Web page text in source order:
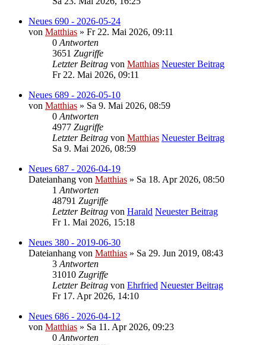
Neues 690 - 2026-05-24
von Matthias » Fr 22. Mai 2026, 09:11
0 Antworten
3651 Zugriffe
Letzter Beitrag von Matthias Neuester Beitrag
Fr 22. Mai 2026, 09:11
Neues 689 - 2026-05-10
von Matthias » Sa 9. Mai 2026, 08:59
0 Antworten
4977 Zugriffe
Letzter Beitrag von Matthias Neuester Beitrag
Sa 9. Mai 2026, 08:59
Neues 687 - 2026-04-19
Dateianhang von Matthias » Sa 18. Apr 2026, 08:50
1 Antworten
48791 Zugriffe
Letzter Beitrag von Harald Neuester Beitrag
Fr 1. Mai 2026, 15:18
Neues 380 - 2019-06-30
Dateianhang von Matthias » Sa 29. Jun 2019, 08:43
3 Antworten
31010 Zugriffe
Letzter Beitrag von Ehrfried Neuester Beitrag
Fr 17. Apr 2026, 14:10
Neues 686 - 2026-04-12
von Matthias » Sa 11. Apr 2026, 09:23
0 Antworten